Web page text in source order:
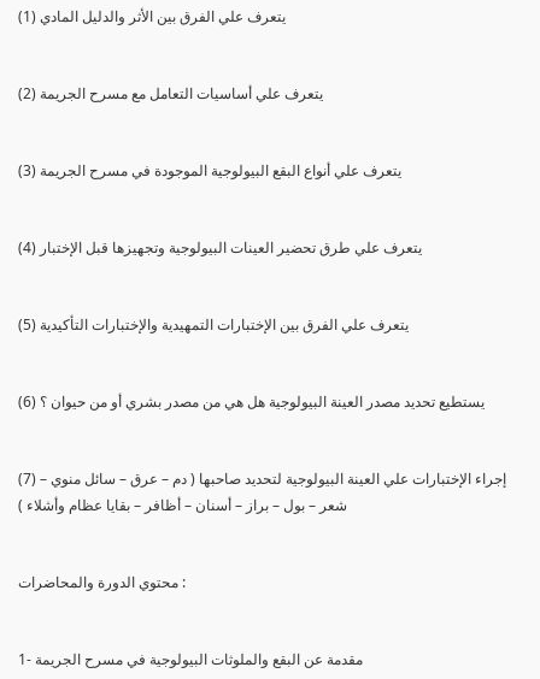
(1) يتعرف علي الفرق بين الأثر والدليل المادي
(2) يتعرف علي أساسيات التعامل مع مسرح الجريمة
(3) يتعرف علي أنواع البقع البيولوجية الموجودة في مسرح الجريمة
(4) يتعرف علي طرق تحضير العينات البيولوجية وتجهيزها قبل الإختبار
(5) يتعرف علي الفرق بين الإختبارات التمهيدية والإختبارات التأكيدية
(6) يستطيع تحديد مصدر العينة البيولوجية هل هي من مصدر بشري أو من حيوان ؟
(7) إجراء الإختبارات علي العينة البيولوجية لتحديد صاحبها ( دم – عرق – سائل منوي –
شعر – بول – براز – أسنان – أظافر – بقايا عظام وأشلاء )
محتوي الدورة والمحاضرات :
1- مقدمة عن البقع والملوثات البيولوجية في مسرح الجريمة